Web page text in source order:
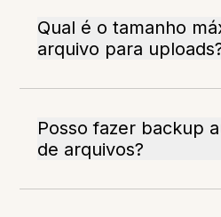
Qual é o tamanho
arquivo para
Posso fazer backup
de arquivos?